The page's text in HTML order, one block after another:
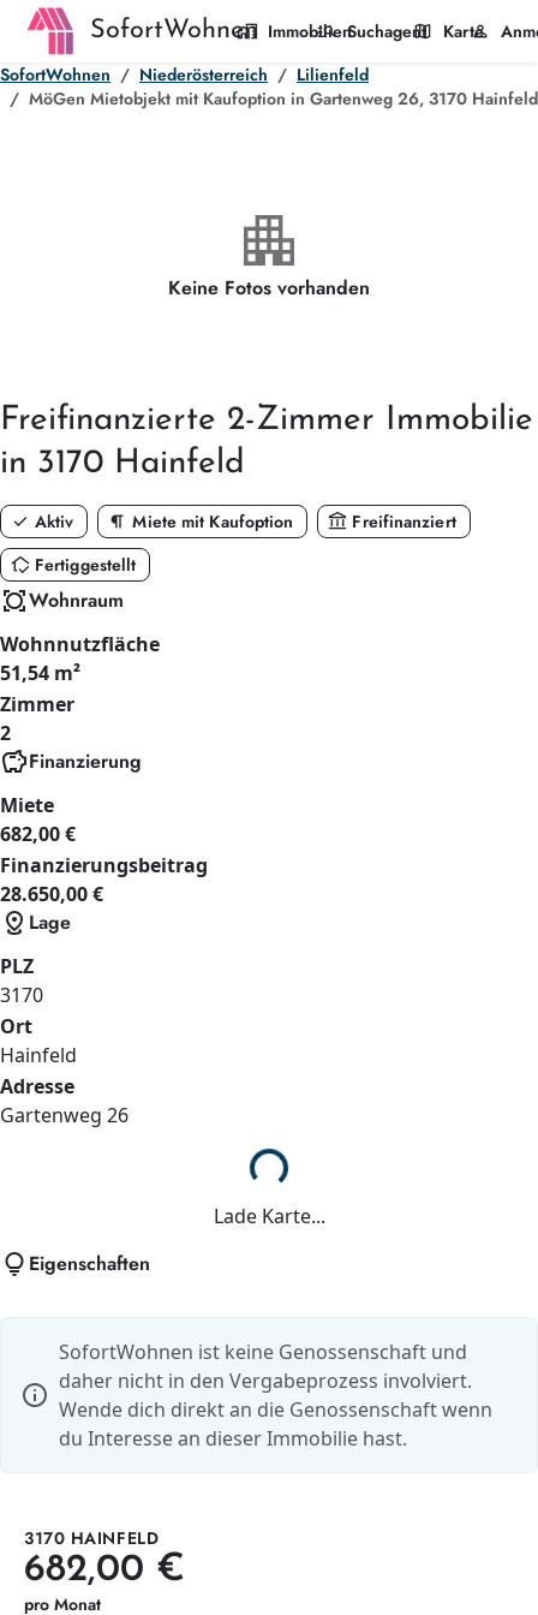
SofortWohnen
home_work Immobilien
manage_search Suchagent
map Karte
person
SofortWohnen
Niederösterreich
Lilienfeld
MöGen Mietobjekt mit Kaufoption in Gartenweg 26, 3170 Hainfeld
apartment
Keine Fotos vorhanden
Freifinanzierte 2-Zimmer Immobilie
in 3170 Hainfeld
check Aktiv format_paragraph Miete mit Kaufoption account_balance Freifinanziert
in_home_mode Fertiggestellt
all_outWohnraum
Wohnnutzfläche
51,54 m²
Zimmer
2
savingsFinanzierung
Miete
682,00 €
Finanzierungsbeitrag
28.650,00 €
distance Lage
PLZ
3170
Ort
Hainfeld
Adresse
Gartenweg 26
Lade...
Lade Karte...
lightbulb Eigenschaften
info
SofortWohnen ist keine Genossenschaft und
daher nicht in den Vergabeprozess involviert.
Wende dich direkt an die Genossenschaft wenn
du Interesse an dieser Immobilie hast.
3170 HAINFELD
682,00 €
pro Monat